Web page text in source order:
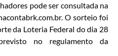
pode ser consultada na
O sorteio foi
da Loteria Federal do dia 28
no regulamento da